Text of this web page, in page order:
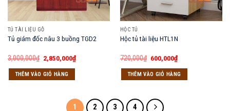
TỦ TÀI LIỆU GỖ
Tủ giám đốc nâu 3 buồng TGD2
3,000,000₫ Giá
gốc
là:
3,000,000₫.
2,850,000₫Giá
hiện
THÊM VÀO GIỎ HÀNG
HỘC TỦ
Hộc tủ tài liệu HTL1N
720,000₫ Giá
là:
720,000₫.
600,000₫Giá
hiện
tại
là:
THÊM VÀO GIỎ HÀNG
1 2 3 4